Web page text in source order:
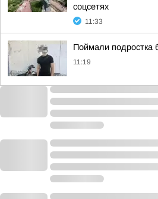
соцсетях
11:33
Поймали подростка
11:19